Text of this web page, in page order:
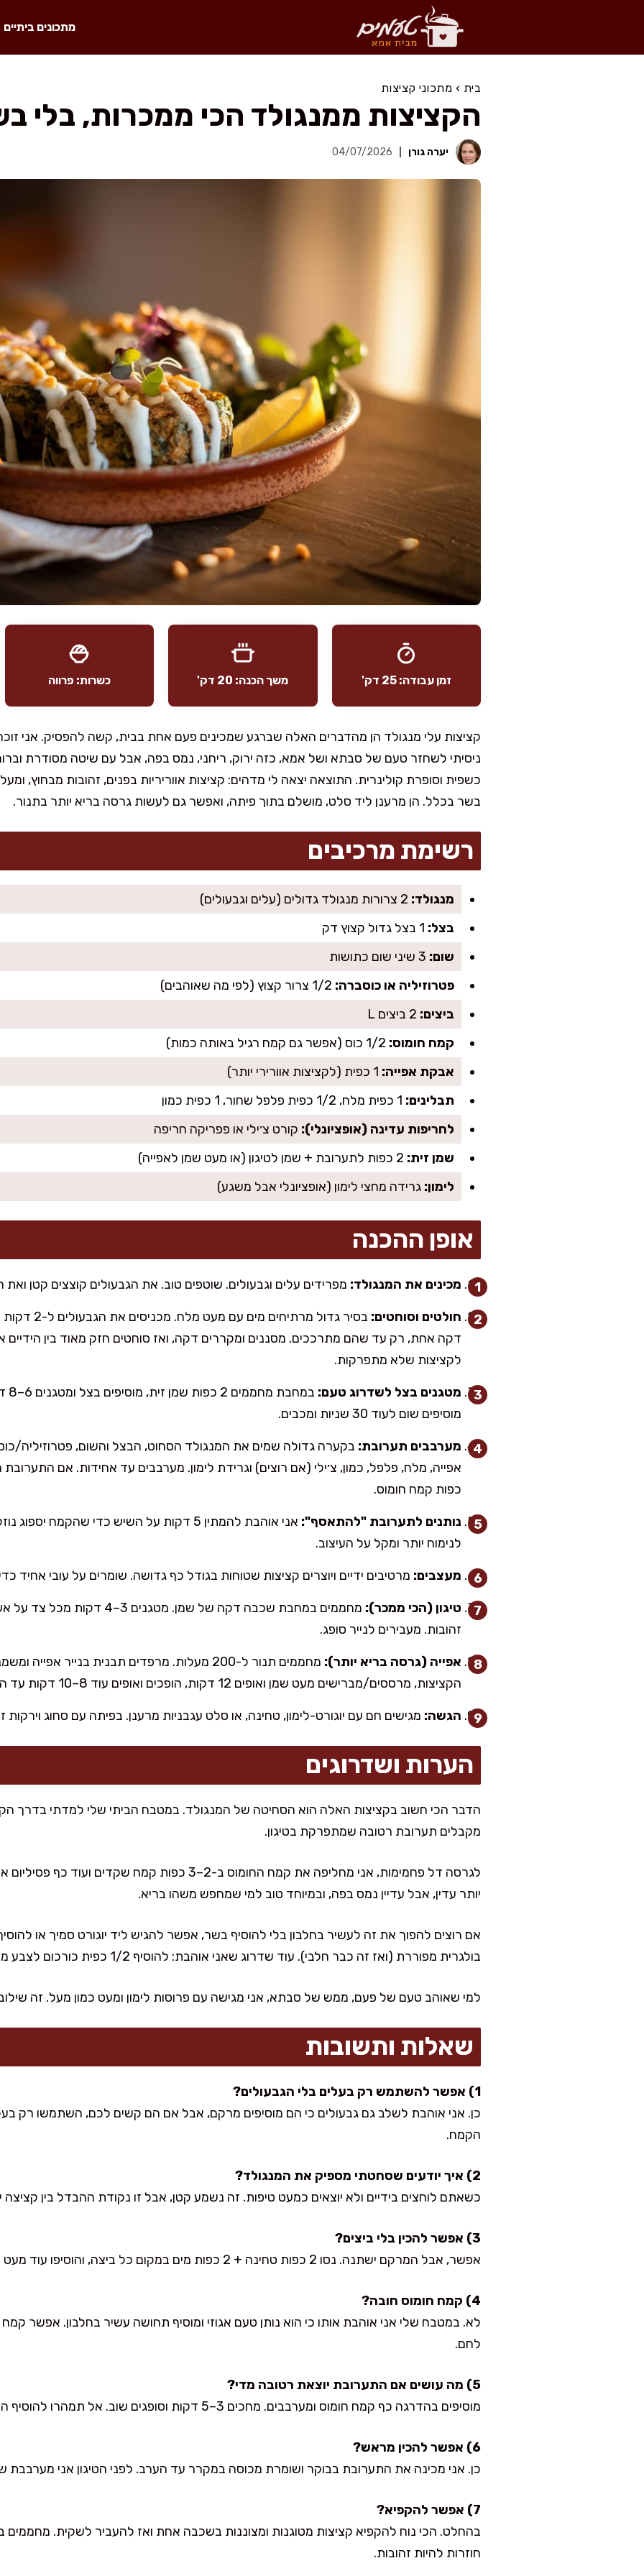
מתכונים ביתיים
בית › מתכוני קציצות
הקציצות ממנגולד הכי ממכרות, בלי
יערה גורן 04/07/2026
זמן עבודה: 25 דק' משך הכנה: 20 דק' כשרות: פרווה
קציצות עלי מנגולד הן מהדברים האלה שברגע שמכינים פעם אחת בבית, קשה להפסיק. אני
ניסיתי לשחזר טעם של סבתא ושל אמא, כזה ירוק, ריחני, נמס בפה, אבל עם שיטה מסודרת
כשפית וסופרת קולינרית. התוצאה יצאה לי מדהים: קציצות אווריריות בפנים, זהובות מבחוץ,
בשר בכלל. הן מרענן ליד סלט, מושלם בתוך פיתה, ואפשר גם לעשות גרסה בריא יותר בתנור.
רשימת מרכיבים
מנגולד:
בצל:
שום:
פטרוזיליה או כוסברה:
ביצים:
קמח חומוס:
אבקת אפייה:
תבלינים:
לחריפות עדינה (אופציונלי): קורט צ׳ילי או פפריקה חריפה
שמן זית:
לימון: גרידה מחצי לימון (אופציונלי אבל משגע)
אופן ההכנה
מכינים את המנגולד: מפרידים עלים וגבעולים. שוטפים טוב. את הגבעולים קוצצים קטן ואת
חולטים וסוחטים:
בסיר גדול
דקה אחת, רק עד שהם מתרככים. מסננים ומקררים דקה, ואז סוחטים חזק מאוד בין הידיים
לקציצות שלא מתפרקות.
מטגנים בצל לשדרוג טעם:
מוסיפים שום לעוד 30 שניות ומכבים.
מערבבים תערובת: בקערה גדולה שמים את המנגולד הסחוט, הבצל והשום, פטרוזיליה/
כפות קמח חומוס.
נותנים לתערובת "להתאסף":
אני אוהבת להמתין 5 דקות על השיש כדי שהקמח
לנימוח יותר ומקל על העיצוב.
מעצבים: מרטיבים ידיים ויוצרים קציצות שטוחות בגודל כף גדושה. שומרים על עובי אחיד
טיגון (הכי ממכר):
מחממים במחבת שכבה דקה של שמן.
זהובות. מעבירים לנייר סופג.
אפייה (גרסה בריא יותר):
מחממים תנור ל-200 מעלות. מרפדים תבנית בנייר
הקציצות, מרססים/מברישים מעט שמן ואופים 12 דקות, הופכים ואופים עוד 8–10 דקות עד הזהבה.
הגשה: מגישים חם עם יוגורט-לימון, טחינה, או סלט עגבניות מרענן. בפיתה עם סחוג
הערות ושדרוגים
הדבר הכי חשוב בקציצות האלה הוא הסחיטה של המנגולד. במטבח הביתי שלי למדתי בדרך
מקבלים תערובת רטובה שמתפרקת בטיגון.
לגרסה דל פחמימות, אני מחליפה את קמח החומוס ב-2–3 כפות
יותר עדין, אבל עדיין נמס בפה, ובמיוחד טוב למי שמחפש משהו בריא.
בולגרית מפוררת (ואז זה כבר חלבי). עוד שדרוג שאני אוהבת: להוסיף 1/2 כפית כורכום לצבע משגע.
למי שאוהב טעם של פעם, ממש של סבתא, אני מגישה עם פרוסות לימון ומעט כמון מעל. זה
שאלות ותשובות
1) אפשר להשתמש רק בעלים בלי הגבעולים?
כן. אני אוהבת לשלב גם גבעולים כי הם מוסיפים מרקם, אבל אם הם קשים לכם, השתמשו רק
הקמח.
2) איך יודעים שסחטתי מספיק את המנגולד?
כשאתם לוחצים בידיים ולא יוצאים כמעט טיפות. זה נשמע קטן, אבל זו נקודת ההבדל בין
3) אפשר להכין בלי ביצים?
אפשר, אבל המרקם ישתנה. נסו 2 כפות טחינה + 2 כפות מים במקום כל ביצה, והוסיפו עוד מעט קמח חומוס לייצוב.
4) קמח חומוס חובה?
לא. במטבח שלי אני אוהבת אותו כי הוא נותן טעם אגוזי ומוסיף תחושה עשיר בחלבון. אפשר קמח
לחם.
5) מה עושים אם התערובת יוצאת רטובה מדי?
מוסיפים בהדרגה כף קמח חומוס ומערבבים. מחכים 3–5 דקות וסופגים שוב. אל תמהרו להוסיף הרבה בבת אחת.
6) אפשר להכין מראש?
כן. אני מכינה את התערובת בבוקר ושומרת מכוסה במקרר עד הערב. לפני הטיגון אני מערבבת
7) אפשר להקפיא?
חוזרות להיות זהובות.